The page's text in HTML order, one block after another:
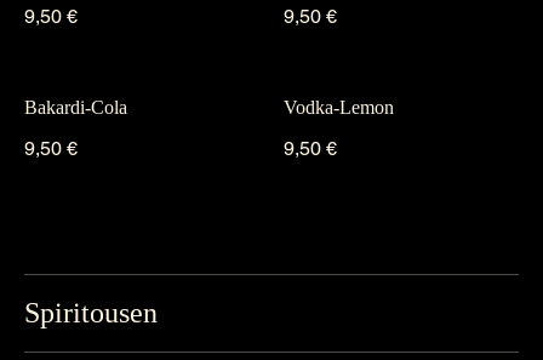
9,50 € 9,50 €
Bakardi-Cola
9,50 €
Vodka-Lemon
9,50 €
Spiritousen